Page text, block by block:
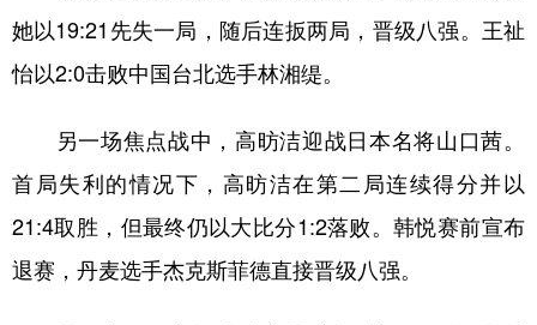
她以19:21先失一局，随后连扳两局，晋级八强。王祉
怡以2:0击败中国台北选手林湘缇。
另一场焦点战中，高昉洁迎战日本名将山口茜。
首局失利的情况下，高昉洁在第二局连续得分并以
21:4取胜，但最终仍以大比分1:2落败。韩悦赛前宣布
退赛，丹麦选手杰克斯菲德直接晋级八强。